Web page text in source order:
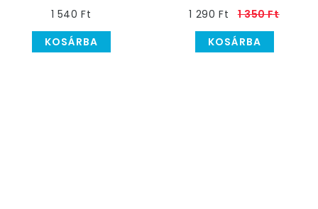
1 540 Ft
KOSÁRBA
1 290 Ft
1 350 Ft
KOSÁRBA